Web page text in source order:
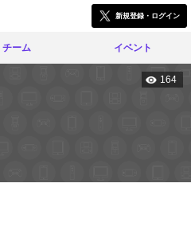
新規登録・ログイン
チーム イベント
164